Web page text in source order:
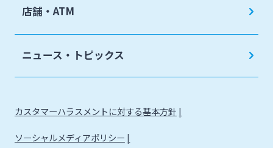
みやぎん電子交付サービス
みやぎんビジネスローンプラザ
店舗・ATM
ニュース・トピックス
カスタマーハラスメントに対する基本方針
ソーシャルメディアポリシー